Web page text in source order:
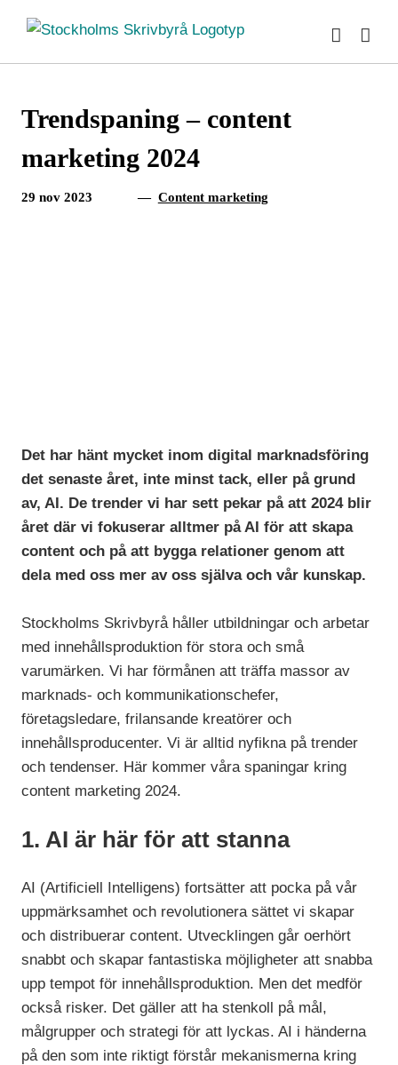
innehållet
Trendspaning – content
marketing 2024
29 nov 2023 — Content marketing
Det har hänt mycket inom digital marknadsföring
det senaste året, inte minst tack, eller på grund
av, AI. De trender vi har sett pekar på att 2024 blir
året där vi fokuserar alltmer på AI för att skapa
content och på att bygga relationer genom att
dela med oss mer av oss själva och vår kunskap.
Stockholms Skrivbyrå håller utbildningar och arbetar
med innehållsproduktion för stora och små
varumärken. Vi har förmånen att träffa massor av
marknads- och kommunikationschefer,
företagsledare, frilansande kreatörer och
innehållsproducenter. Vi är alltid nyfikna på trender
och tendenser. Här kommer våra spaningar kring
content marketing 2024.
1. AI är här för att stanna
AI (Artificiell Intelligens) fortsätter att pocka på vår
uppmärksamhet och revolutionera sättet vi skapar
och distribuerar content. Utvecklingen går oerhört
snabbt och skapar fantastiska möjligheter att snabba
upp tempot för innehållsproduktion. Men det medför
också risker. Det gäller att ha stenkoll på mål,
målgrupper och strategi för att lyckas. AI i händerna
på den som inte riktigt förstår mekanismerna kring